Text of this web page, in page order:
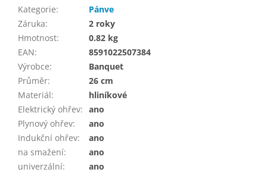
Kategorie:
Pánve
Záruka:
2 roky
Hmotnost:
0.82 kg
EAN:
8591022507384
Výrobce:
Banquet
Průměr:
26 cm
Materiál:
hliníkové
Elektrický ohřev: ano
Plynový ohřev:
ano
Indukční ohřev:
ano
na smažení:
ano
univerzální: ano